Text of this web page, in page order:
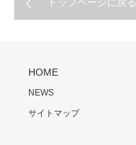
トップページに戻る
HOME
NEWS
サイトマップ